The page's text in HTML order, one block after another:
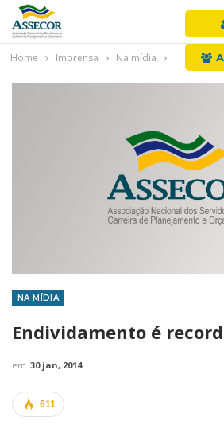
Home Imprensa Na mídia
NA MÍDIA
Endividamento é
em 30 jan, 2014
611